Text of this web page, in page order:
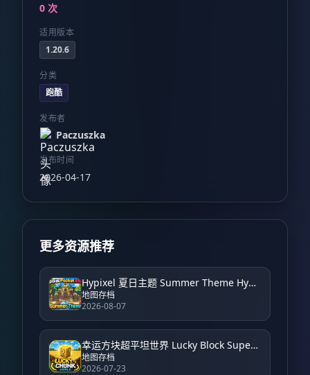
0 次
适用版本
1.20.6
分类
跑酷
发布者
Paczuszka
发布时间
2026-04-17
更多资源推荐
Hypixel 夏日主题 Summer Theme Hypixel
地图存档
2026-08-07
幸运方块超平坦世界 Lucky Block Super Flat World
地图存档
2026-07-23